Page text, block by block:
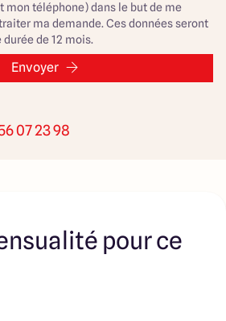
un garage selon vos besoins.
au Taillan-Médoc
de vie agréable, permettant une
tout en conservant un
?
imaginer ensemble votre future
!
mon téléphone) dans le but de me
ma demande. Ces données seront
de 12 mois.
Envoyer
07 23 98
pour ce